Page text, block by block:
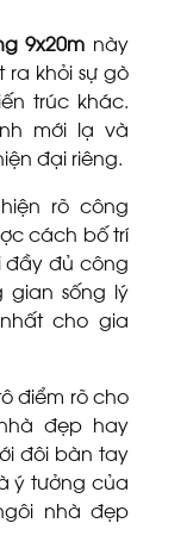
9x20m này
khỏi sự gò
trúc khác.
mới lạ và
đại riêng.
rõ công
cách bố trí
đầy đủ công
gian sống lý
cho gia
điểm rõ cho
đẹp hay
đôi bàn tay
ý tưởng của
nhà đẹp